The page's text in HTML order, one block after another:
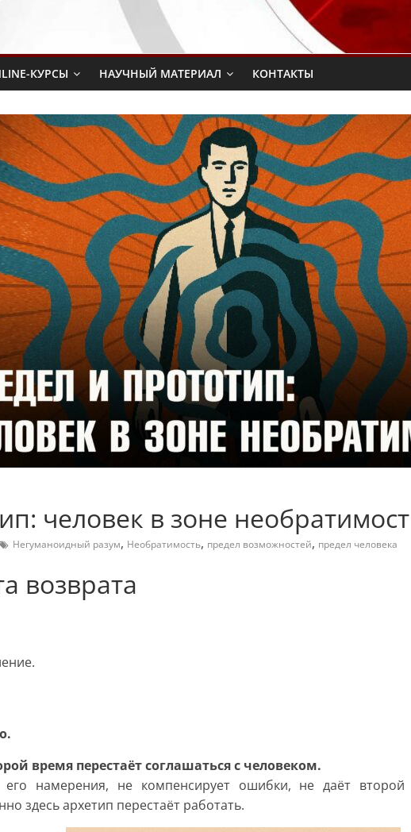
КУРСЫ НАУЧНЫЙ МАТЕРИАЛ КОНТАКТЫ
человек в зоне
Негуманоидный разум, Необратимость, предел возможностей, предел человека
возврата
время перестаёт соглашаться с человеком.
намерения, не компенсирует ошибки, не даёт второй
здесь архетип перестаёт работать.